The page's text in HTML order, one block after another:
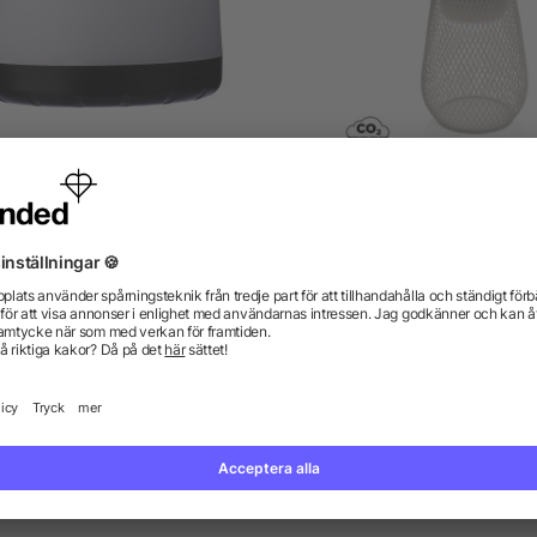
ABS light Hadrian
från 59,23 kr
från 108,84 kr
Vi har svaren.